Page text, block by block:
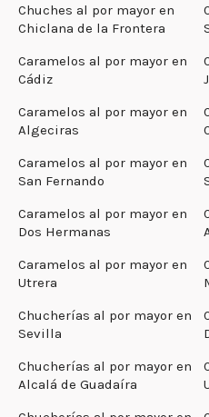
Chuches al por mayor en
Chiclana de la Frontera
Caramelos al por mayor en
Cádiz
Caramelos al por mayor en
Algeciras
Caramelos al por mayor en
San Fernando
Caramelos al por mayor en
Dos Hermanas
Caramelos al por mayor en
Utrera
Chucherías al por mayor en
Sevilla
Chucherías al por mayor en
Alcalá de Guadaíra